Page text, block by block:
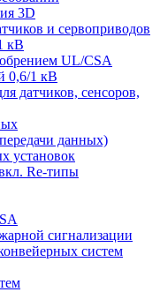
3D
и сервоприводов
кВ
UL/CSA
0,6/1 кВ
датчиков, cенсоров,
данных)
установок
Re-типы
сигнализации
систем